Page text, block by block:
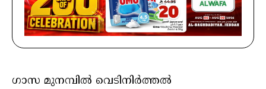
ഗാസ മുനമ്പിൽ വെടിനിർത്തൽ